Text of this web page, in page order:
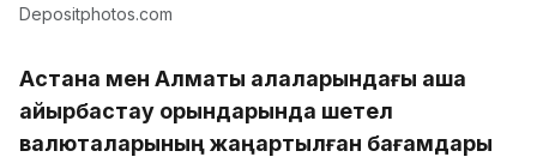
Depositphotos.com
Астана мен Алматы қалаларындағы ақша
айырбастау орындарында шетел
валюталарының жаңартылған бағамдары